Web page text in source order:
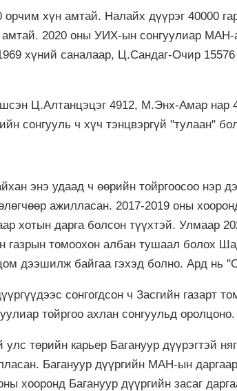
орчим хүн амтай. Налайх дүүрэг 40000
амтай. 2020 оны УИХ-ын сонгуулиар
хүний саналаар, Ц.Сандаг-Очир
Ц.Алтанцэцэг 4912, М.Энх-Амар нар
сонгууль ч хүч тэнцвэргүй "тулаан"
энэ удаад ч өөрийн тойргоосоо нэр
ажилласан. 2017-2019 оны
хотын дарга болсон түүхтэй. Улмаар
газрын томоохон албан тушаал болох
дээшилж байгаа гэхэд болно. Ард нь
сонгогдсон ч Засгийн газарт
тойргоо ахлан сонгуульд оролцоно.
төрийн карьер Багануур дүүрэгтэй
Багануур дүүргийн МАН-ын
хооронд Багануур дүүргийн засаг